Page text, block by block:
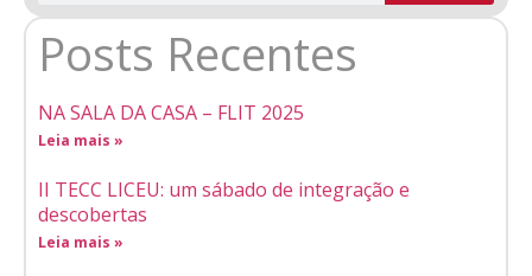
Posts Recentes
NA SALA DA CASA – FLIT 2025
Leia mais »
II TECC LICEU: um sábado de integração e
descobertas
Leia mais »